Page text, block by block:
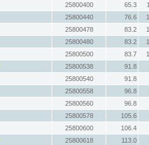
25800400 65.3
25800440 76.6
25800478 83.2
25800480 83.2
25800500 83.7
25800538
91.8
25800540
91.8
25800558
96.8
25800560
96.8
25800578
105.6
25800600
106.4
25800618
113.0